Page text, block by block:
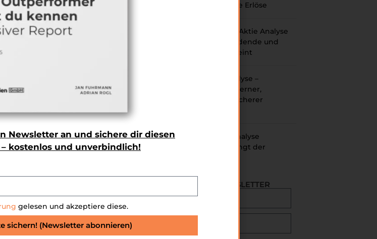
beizubringen
2 und Phase 3. Mehrere Unternehmen
bzw. künstliche Intelligenzen zu
wann sich hier Fortschritte ergeben
wiederkehrende Erlöse
Hannover Rück Aktie Analyse
Prognose – Dividende und
Kursrendite vereint
Block Aktie Analyse –
Zahlungen moderner,
schneller und sicherer
JD.com Aktie Analyse
Prognose – Gelingt der
E-MAIL NEWSLETTER
Newsletter an und sichere dir diesen
kostenlos und unverbindlich!
gelesen und akzeptiere diese.
sichern! (Newsletter abonnieren)